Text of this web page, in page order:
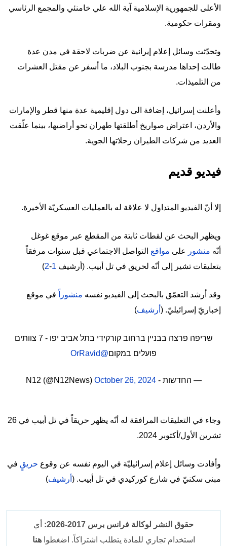
الأعلى للجمهورية الإسلامية آية الله علي خامنئي والمجمع الرئاسي
ومقرات حكومية.
وتحدّثت وسائل إعلام إيرانية عن ضربات لاحقة في مدن عدة
طالت إحداها مدرسة بجنوب البلاد، ما أسفر عن مقتل العشرات
من التلميذات.
وأعلنت إسرائيل، إضافة الى دول إقليمية عدة منها قطر والإمارات
والأردن، اعتراض صواريخ أطلقتها طهران نحو أراضيها، بينما علّقت
العديد من شركات الطيران رحلاتها الجوية.
فيديو قديم
إلا أنّ الفيديو المتداول لا علاقة له بالعمليات العسكريّة الأخيرة.
ويظهر البحث عن لقطات ثابتة من المقطع عبر موقع غوغل
أنّه منشور على مواقع التواصل الاجتماعي قبل سنوات مرفقاً
بتعليقات تشير إلى أنّه لحريق في تل أبيب. (أرشيف 1
-
2
)
وقد أرشد التعمّق بالبحث إلى الفيديو نفسه منشوراً
في موقع
إخباريّ إسرائيليّ. ( أرشيف)
שריפה פרצה בבניין ברחוב קורקידי בתל אביב יפו - 7 צוותים
פועלים במקום@OrRavid
— החדשות - N12 (@N12News)October 26, 2024
وجاء في التعليقات المرافقة له أنّه يظهر حريقاً في تل أبيب في 26
تشرين الأول/أكتوبر 2024.
وأفادت وسائل إعلام إسرائيليّة في اليوم نفسه عن وقوع حريقٍ في
مبنى سكنيّ في شارع كوركيدي في تل أبيب. ( أرشيف)
حقوق النشر لوكالة فرانس برس 2017-2026:
أي
استخدام تجاري للمادة يتطلب اشتراكاً. اضغطواهنا